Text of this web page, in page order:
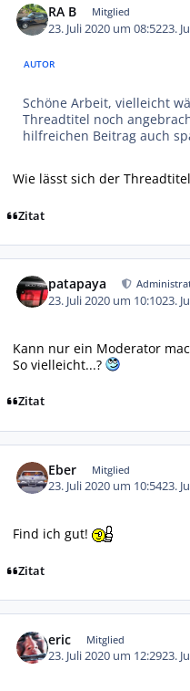
RA B Mitglied
23. Juli 2020 um 08:5223.
AUTOR
Schöne Arbeit, vielleicht
Threadtitel noch
hilfreichen Beitrag auch
Wie lässt sich der
Zitat
patapaya
23. Juli 2020 um 10:1023.
Kann nur ein Moderator
So vielleicht...?
Zitat
Eber Mitglied
23. Juli 2020 um 10:5423.
Find ich gut!
Zitat
eric Mitglied
23. Juli 2020 um 12:2923.